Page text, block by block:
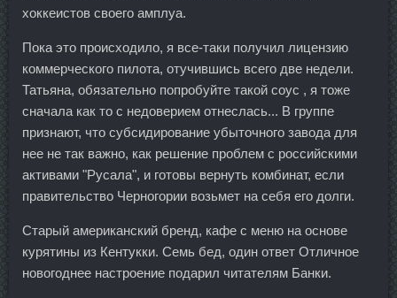
хоккеистов своего амплуа.
Пока это происходило, я все-таки получил лицензию
коммерческого пилота, отучившись всего две недели.
Татьяна, обязательно попробуйте такой соус , я тоже
сначала как то с недоверием отнеслась... В группе
признают, что субсидирование убыточного завода для
нее не так важно, как решение проблем с российскими
активами "Русала", и готовы вернуть комбинат, если
правительство Черногории возьмет на себя его долги.
Старый американский бренд, кафе с меню на основе
курятины из Кентукки. Семь бед, один ответ Отличное
новогоднее настроение подарил читателям Банки.